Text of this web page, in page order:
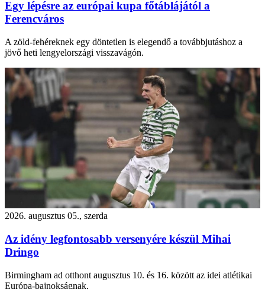
Egy lépésre az európai kupa főtáblájától a
Ferencváros
A zöld-fehéreknek egy döntetlen is elegendő a továbbjutáshoz a
jövő heti lengyelországi visszavágón.
2026. augusztus 05., szerda
Az idény legfontosabb versenyére készül Mihai
Dringo
Birmingham ad otthont augusztus 10. és 16. között az idei atlétikai
Európa-bajnokságnak.